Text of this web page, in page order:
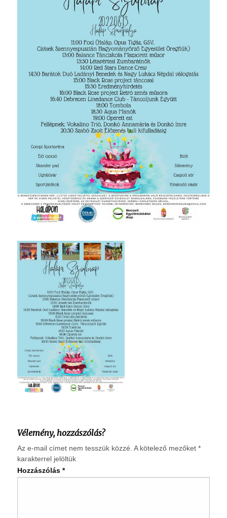
Vélemény, hozzászólás?
Az e-mail címet nem tesszük közzé. A kötelező mezőket *
karakterrel jelöltük
Hozzászólás *